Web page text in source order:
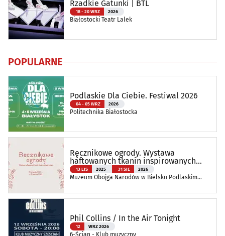
Rzadkie Gatunki | BTL
18 - 20 WRZ 2026
Białostocki Teatr Lalek
POPULARNE
Podlaskie Dla Ciebie. Festiwal 2026
04 - 05 WRZ 2026
Politechnika Białostocka
Ręcznikowe ogrody. Wystawa
haftowanych tkanin inspirowanych
naturą
13 LIS 2025 31 SIE 2026
Muzeum Obojga Narodów w Bielsku Podlaskim
Phil Collins / In the Air Tonight
12 WRZ 2026
6-Ścian - Klub muzyczny